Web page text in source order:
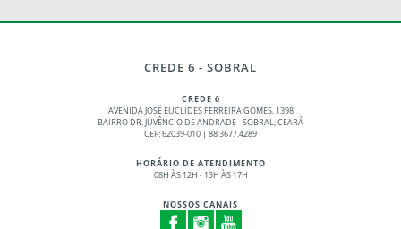
CREDE 6 - SOBRAL
CREDE 6
AVENIDA JOSÉ EUCLIDES FERREIRA GOMES, 1398
BAIRRO DR. JUVÊNCIO DE ANDRADE - SOBRAL, CEARÁ
CEP: 62039-010 | 88 3677.4289
HORÁRIO DE ATENDIMENTO
08H ÀS 12H - 13H ÀS 17H
NOSSOS CANAIS